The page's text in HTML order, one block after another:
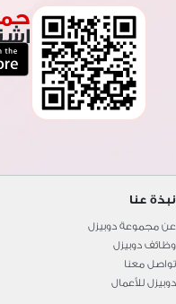
نبذة عنا
عن مجموعة دوبيزل
وظائف دوبيزل
تواصل معنا
دوبيزل للأعمال